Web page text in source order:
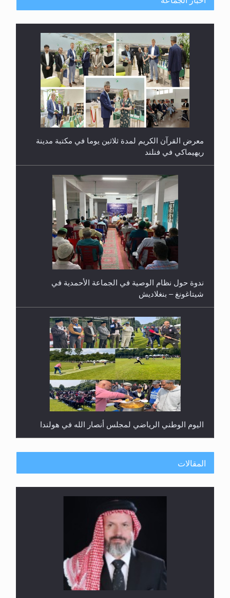
معرض القرآن الكريم لمدة ثلاثين يوما في مكتبة مدينة
ريهيماكي في فنلند
ندوة حول نظام الوصية في الجماعة الأحمدية في
شيتاغونغ – بنغلاديش
اليوم الوطني الرياضي لمجلس أنصار الله في هولندا
إتمام حفظ القرآن الكريم لثلاثة طلاب من مدرسة الحفظ
المقالات